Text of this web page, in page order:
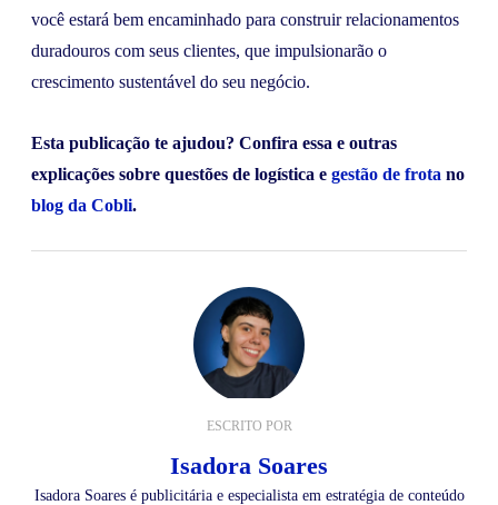
você estará bem encaminhado para construir relacionamentos
duradouros com seus clientes, que impulsionarão o
crescimento sustentável do seu negócio.
Esta publicação te ajudou? Confira essa e outras
explicações sobre questões de logística e gestão de frota no
blog da Cobli.
ESCRITO POR
Isadora Soares
Isadora Soares é publicitária e especialista em estratégia de conteúdo